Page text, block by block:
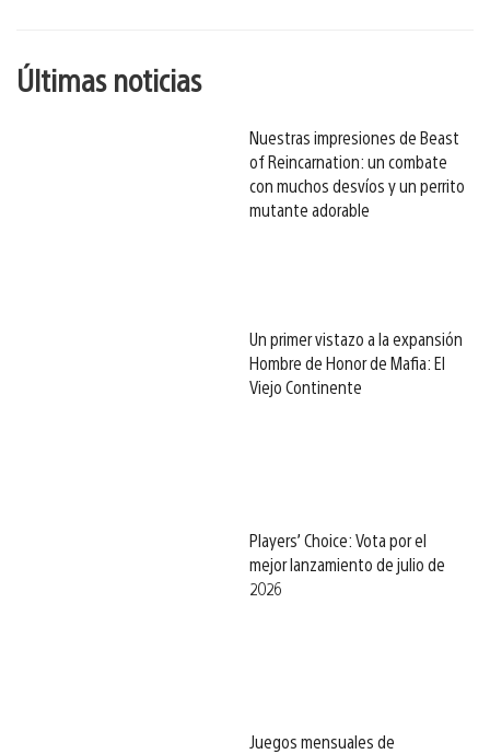
Últimas noticias
Nuestras impresiones de Beast
of Reincarnation: un combate
con muchos desvíos y un perrito
mutante adorable
Un primer vistazo a la expansión
Hombre de Honor de Mafia: El
Viejo Continente
Players’ Choice: Vota por el
mejor lanzamiento de julio de
2026
Juegos mensuales de